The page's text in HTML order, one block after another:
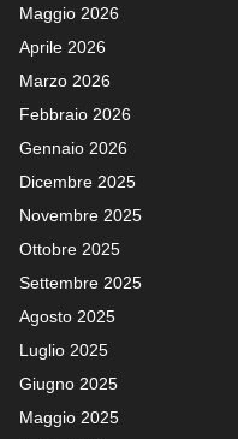
Maggio 2026
Aprile 2026
Marzo 2026
Febbraio 2026
Gennaio 2026
Dicembre 2025
Novembre 2025
Ottobre 2025
Settembre 2025
Agosto 2025
Luglio 2025
Giugno 2025
Maggio 2025